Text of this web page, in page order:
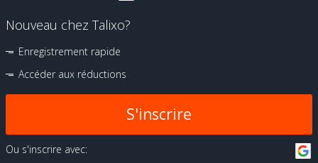
Nouveau chez Talixo?
Enregistrement rapide
Accéder aux réductions
S'inscrire
Ou s'inscrire avec: